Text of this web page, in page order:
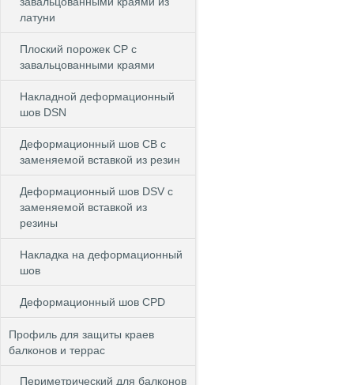
латуни
Плоский порожек СP с
завальцованными краями
Накладной деформационный
шов DSN
Деформационный шов CB c
заменяемой вставкой из резин
Деформационный шов DSV c
заменяемой вставкой из
резины
Накладка на деформационный
шов
Деформационный шов CPD
Профиль для защиты краев
балконов и террас
Периметрический для балконов